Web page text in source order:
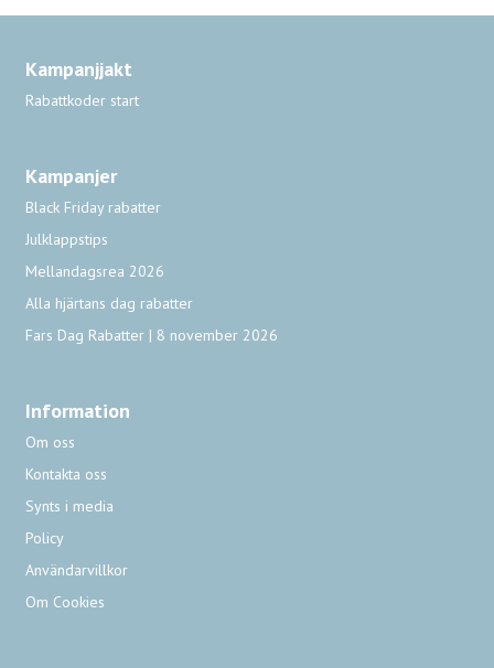
Kampanjjakt
Rabattkoder start
Kampanjer
Black Friday rabatter
Julklappstips
Mellandagsrea 2026
Alla hjärtans dag rabatter
Fars Dag Rabatter | 8 november 2026
Information
Om oss
Kontakta oss
Synts i media
Policy
Användarvillkor
Om Cookies